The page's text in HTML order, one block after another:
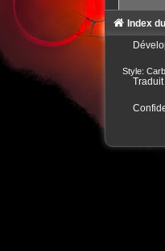
Index
Style: